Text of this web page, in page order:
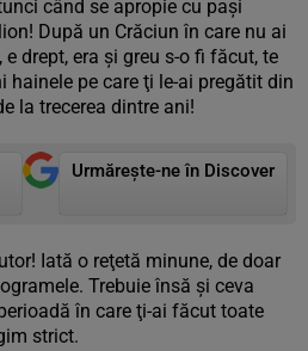
când se apropie cu paşi
După un Crăciun în care nu ai
drept, era şi greu s-o fi făcut, te
hainele pe care ţi le-ai pregătit din
la trecerea dintre ani!
Urmărește-ne în Discover
Iată o reţetă minune, de doar
Trebuie însă şi ceva
în care ţi-ai făcut toate
strict.